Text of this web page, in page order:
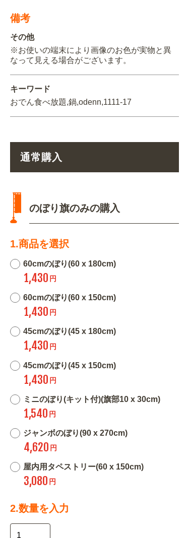
備考
その他
※お使いの端末により画像のお色が実物と異
なって見える場合がございます。
キーワード
おでん食べ放題,鍋,odenn,1111-17
通常購入
のぼり旗のみの購入
1.商品を選択
60cmのぼり(60 x 180cm)
1,430 円
60cmのぼり(60 x 150cm)
1,430 円
45cmのぼり(45 x 180cm)
1,430 円
45cmのぼり(45 x 150cm)
1,430 円
ミニのぼり(キット付)(旗部10 x 30cm)
1,540 円
ジャンボのぼり(90 x 270cm)
4,620 円
屋内用タペストリー(60 x 150cm)
3,080 円
2.数量を入力